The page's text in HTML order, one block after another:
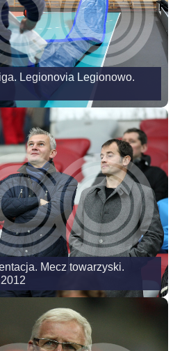
Legionovia Legionowo.
Mecz towarzyski.